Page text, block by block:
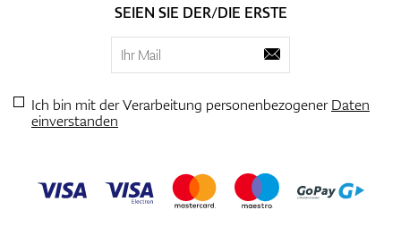
SEIEN SIE DER/DIE ERSTE
Ich bin mit der Verarbeitung personenbezogenerDaten
einverstanden